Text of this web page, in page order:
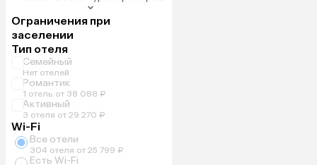
Ограничения при
заселении
Тип отеля
Семейный
Нет отелей
Романтик
1 отель от 38 088 ₽
Активный
3 отеля от 29 270 ₽
Wi-Fi
Все отели
304 отеля от 25 799 ₽
Есть Wi-Fi